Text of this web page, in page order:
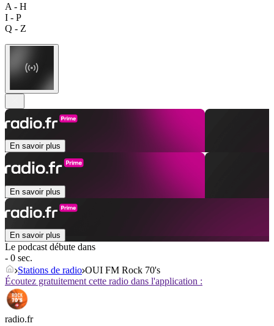
A - H
I - P
Q - Z
En savoir plus
En savoir plus
En savoir plus
Le podcast débute dans
- 0 sec.
Stations de radio OUI FM Rock 70's
Écoutez gratuitement cette radio dans l'application :
radio.fr